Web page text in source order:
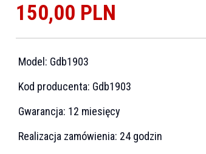
150,00 PLN
Model: Gdb1903
Kod producenta: Gdb1903
Gwarancja: 12 miesięcy
Realizacja zamówienia: 24 godzin